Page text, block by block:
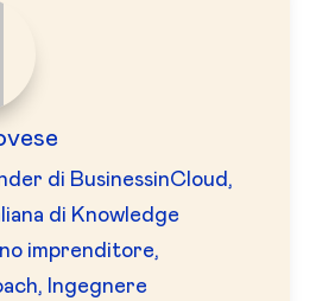
di BusinessinCloud,
di Knowledge
imprenditore,
Ingegnere